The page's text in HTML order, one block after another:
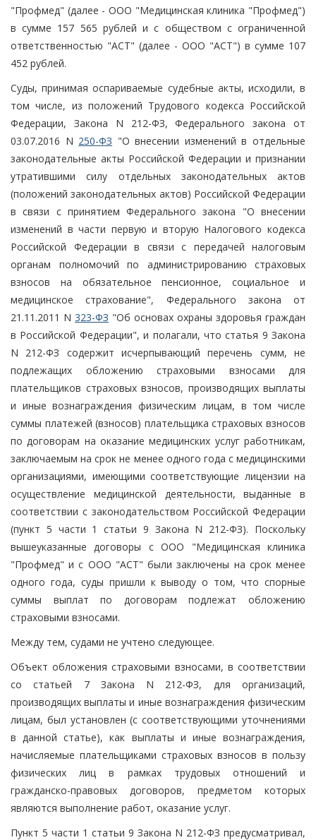
"Профмед" (далее - ООО "Медицинская клиника "Профмед")
в сумме 157 565 рублей и с обществом с ограниченной
ответственностью "АСТ" (далее - ООО "АСТ") в сумме 107
452 рублей.
Суды, принимая оспариваемые судебные акты, исходили, в
том числе, из положений Трудового кодекса Российской
Федерации, Закона N 212-ФЗ, Федерального закона от
03.07.2016 N 250-ФЗ "О внесении изменений в отдельные
законодательные акты Российской Федерации и признании
утратившими силу отдельных законодательных актов
(положений законодательных актов) Российской Федерации
в связи с принятием Федерального закона "О внесении
изменений в части первую и вторую Налогового кодекса
Российской Федерации в связи с передачей налоговым
органам полномочий по администрированию страховых
взносов на обязательное пенсионное, социальное и
медицинское страхование", Федерального закона от
21.11.2011 N 323-ФЗ "Об основах охраны здоровья граждан
в Российской Федерации", и полагали, что статья 9 Закона
N 212-ФЗ содержит исчерпывающий перечень сумм, не
подлежащих обложению страховыми взносами для
плательщиков страховых взносов, производящих выплаты
и иные вознаграждения физическим лицам, в том числе
суммы платежей (взносов) плательщика страховых взносов
по договорам на оказание медицинских услуг работникам,
заключаемым на срок не менее одного года с медицинскими
организациями, имеющими соответствующие лицензии на
осуществление медицинской деятельности, выданные в
соответствии с законодательством Российской Федерации
(пункт 5 части 1 статьи 9 Закона N 212-ФЗ). Поскольку
вышеуказанные договоры с ООО "Медицинская клиника
"Профмед" и с ООО "АСТ" были заключены на срок менее
одного года, суды пришли к выводу о том, что спорные
суммы выплат по договорам подлежат обложению
страховыми взносами.
Между тем, судами не учтено следующее.
Объект обложения страховыми взносами, в соответствии
со статьей 7 Закона N 212-ФЗ, для организаций,
производящих выплаты и иные вознаграждения физическим
лицам, был установлен (с соответствующими уточнениями
в данной статье), как выплаты и иные вознаграждения,
начисляемые плательщиками страховых взносов в пользу
физических лиц в рамках трудовых отношений и
гражданско-правовых договоров, предметом которых
являются выполнение работ, оказание услуг.
Пункт 5 части 1 статьи 9 Закона N 212-ФЗ предусматривал,